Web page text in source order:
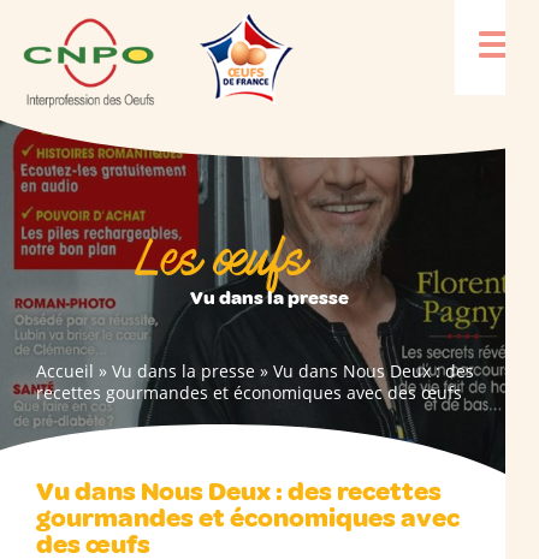
Les œufs
Vu dans la presse
Accueil » Vu dans la presse » Vu dans Nous Deux : des
recettes gourmandes et économiques avec des œufs
Vu dans Nous Deux : des recettes
gourmandes et économiques avec
des œufs